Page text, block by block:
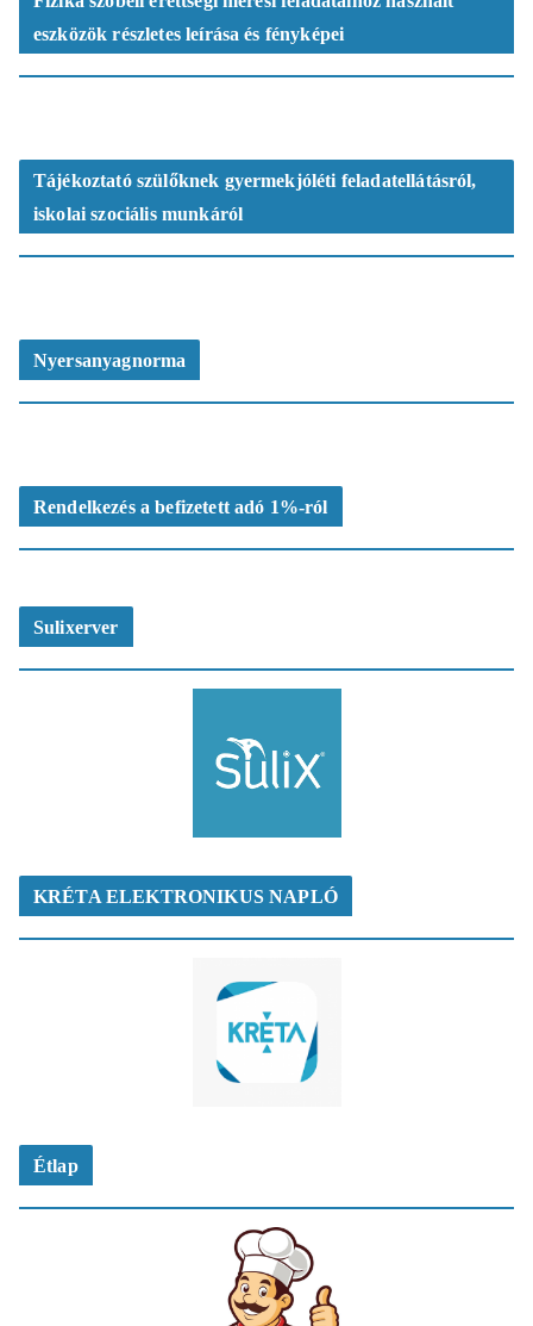
eszközök részletes leírása és fényképei
Tájékoztató szülőknek gyermekjóléti feladatellátásról,
iskolai szociális munkáról
Nyersanyagnorma
Rendelkezés a befizetett adó 1%-ról
Sulixerver
KRÉTA ELEKTRONIKUS NAPLÓ
Étlap